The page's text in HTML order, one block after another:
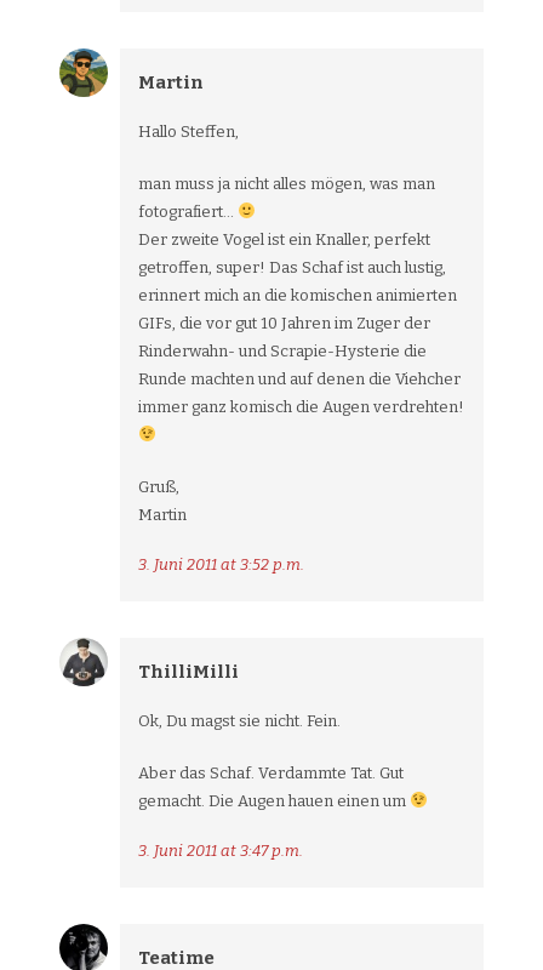
Martin
Hallo Steffen,
man muss ja nicht alles mögen, was man
fotografiert…
Der zweite Vogel ist ein Knaller, perfekt
getroffen, super! Das Schaf ist auch lustig,
erinnert mich an die komischen animierten
GIFs, die vor gut 10 Jahren im Zuger der
Rinderwahn- und Scrapie-Hysterie die
Runde machten und auf denen die Viehcher
immer ganz komisch die Augen verdrehten!
Gruß,
Martin
3. Juni 2011 at 3:52 p.m.
ThilliMilli
Ok, Du magst sie nicht. Fein.
Aber das Schaf. Verdammte Tat. Gut
gemacht. Die Augen hauen einen um
3. Juni 2011 at 3:47 p.m.
Teatime